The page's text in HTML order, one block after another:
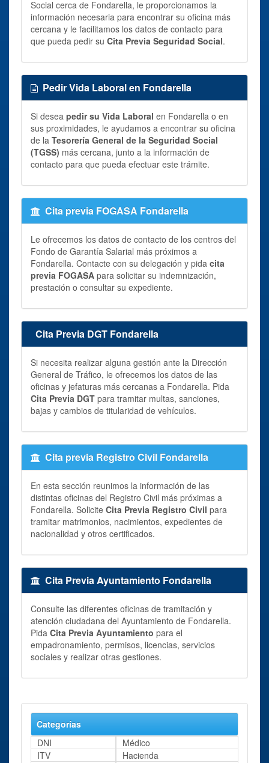
Social cerca de Fondarella, le proporcionamos la
información necesaria para encontrar su oficina más
cercana y le facilitamos los datos de contacto para
que pueda pedir su Cita Previa Seguridad Social.
Pedir Vida Laboral en Fondarella
Si desea pedir su Vida Laboral en Fondarella o en
sus proximidades, le ayudamos a encontrar su oficina
de la Tesorería General de la Seguridad Social
(TGSS) más cercana, junto a la información de
contacto para que pueda efectuar este trámite.
Cita previa FOGASA Fondarella
Le ofrecemos los datos de contacto de los centros del
Fondo de Garantía Salarial más próximos a
Fondarella. Contacte con su delegación y pida cita
previa FOGASA para solicitar su indemnización,
prestación o consultar su expediente.
Cita Previa DGT Fondarella
Si necesita realizar alguna gestión ante la Dirección
General de Tráfico, le ofrecemos los datos de las
oficinas y jefaturas más cercanas a Fondarella. Pida
Cita Previa DGT para tramitar multas, sanciones,
bajas y cambios de titularidad de vehículos.
Cita previa Registro Civil Fondarella
En esta sección reunimos la información de las
distintas oficinas del Registro Civil más próximas a
Fondarella. Solicite Cita Previa Registro Civil para
tramitar matrimonios, nacimientos, expedientes de
nacionalidad y otros certificados.
Cita Previa Ayuntamiento Fondarella
Consulte las diferentes oficinas de tramitación y
atención ciudadana del Ayuntamiento de Fondarella.
Pida Cita Previa Ayuntamiento para el
empadronamiento, permisos, licencias, servicios
sociales y realizar otras gestiones.
Categorías
DNI
Médico
ITV
Hacienda